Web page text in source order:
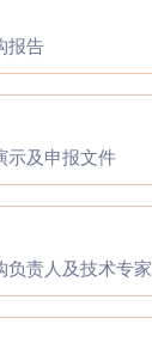
报告
示及申报文件
负责人及技术专家